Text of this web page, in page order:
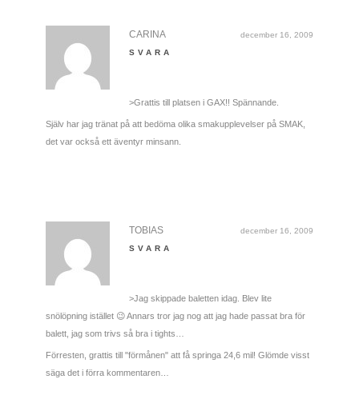
december 16, 2009
CARINA
SVARA
>Grattis till platsen i GAX!! Spännande.
Själv har jag tränat på att bedöma olika smakupplevelser på SMAK,
det var också ett äventyr minsann.
december 16, 2009
TOBIAS
SVARA
>Jag skippade baletten idag. Blev lite
snölöpning istället 😉 Annars tror jag nog att jag hade passat bra för
balett, jag som trivs så bra i tights…
Förresten, grattis till "förmånen" att få springa 24,6 mil! Glömde visst
säga det i förra kommentaren…